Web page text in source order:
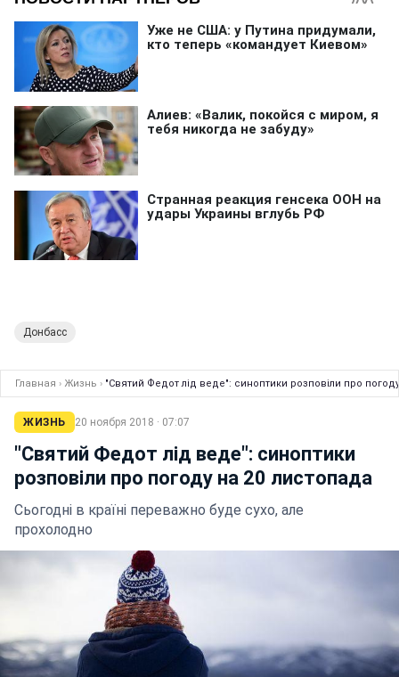
Донбасс
Главная › Жизнь › "Святий Федот лід веде": синоптики розповіли про
ЖИЗНЬ 20 ноября 2018 · 07:07
"Святий Федот лід веде": синоптики
розповіли про погоду на 20 листопада
Сьогодні в країні переважно буде сухо, але
прохолодно